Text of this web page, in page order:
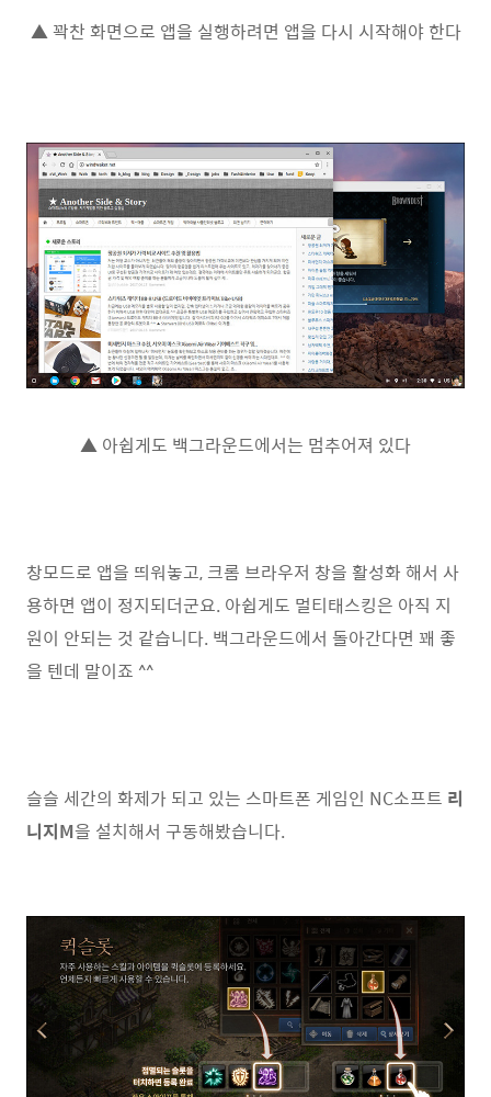
▲ 꽉찬 화면으로 앱을 실행하려면 앱을 다시 시작해야 한다
▲ 아쉽게도 백그라운드에서는 멈추어져 있다
창모드로 앱을 띄워놓고, 크롬 브라우저 창을 활성화 해서 사
용하면 앱이 정지되더군요. 아쉽게도 멀티태스킹은 아직 지
원이 안되는 것 같습니다. 백그라운드에서 돌아간다면 꽤 좋
을 텐데 말이죠 ^^
슬슬 세간의 화제가 되고 있는 스마트폰 게임인 NC소프트 리
니지M을 설치해서 구동해봤습니다.